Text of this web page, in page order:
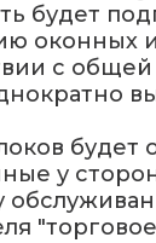
будет
оконных
с
будет
у